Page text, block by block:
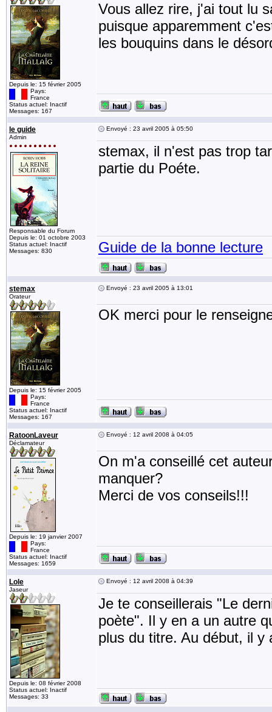
Depuis le: 15 février 2005
Pays:
France
Status actuel: Inactif
Messages: 167
Vous allez rire, j'ai tout lu
puisque apparemment
les bouquins dans le
le guide
Admin
Responsable du Forum
Depuis le: 01 octobre 2003
Status actuel: Inactif
Messages: 830
Envoyé : 23 avril 2005 à 05:50
stemax, il n'est pas trop
partie du Poéte.
Guide de la bonne lecture
stemax
Orateur
Depuis le: 15 février 2005
Pays:
France
Status actuel: Inactif
Messages: 167
Envoyé : 23 avril 2005 à 13:01
OK merci pour le
RatoonLaveur
Déclamateur
Depuis le: 19 janvier 2007
Pays:
France
Status actuel: Inactif
Messages: 1659
Envoyé : 12 avril 2008 à 04:05
On m'a conseillé cet
manquer?
Merci de vos conseils!!!
Lole
Jaseur
Depuis le: 08 février 2008
Status actuel: Inactif
Messages: 33
Envoyé : 12 avril 2008 à 04:39
Je te conseillerais "Le
poète". Il y en a un autre
plus du titre. Au début, il y